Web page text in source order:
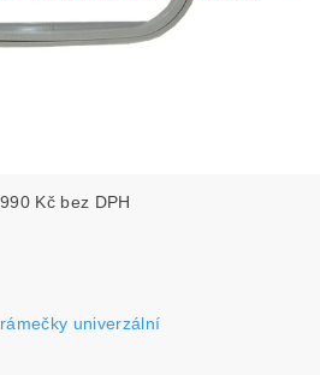
990 Kč bez DPH
rámečky univerzální